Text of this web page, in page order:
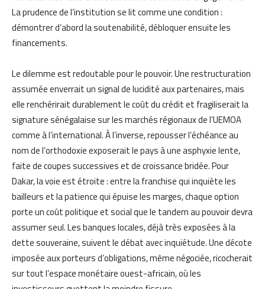
La prudence de l’institution se lit comme une condition :
démontrer d’abord la soutenabilité, débloquer ensuite les
financements.
Le dilemme est redoutable pour le pouvoir. Une restructuration
assumée enverrait un signal de lucidité aux partenaires, mais
elle renchérirait durablement le coût du crédit et fragiliserait la
signature sénégalaise sur les marchés régionaux de l’UEMOA
comme à l’international. À l’inverse, repousser l’échéance au
nom de l’orthodoxie exposerait le pays à une asphyxie lente,
faite de coupes successives et de croissance bridée. Pour
Dakar, la voie est étroite : entre la franchise qui inquiète les
bailleurs et la patience qui épuise les marges, chaque option
porte un coût politique et social que le tandem au pouvoir devra
assumer seul. Les banques locales, déjà très exposées à la
dette souveraine, suivent le débat avec inquiétude. Une décote
imposée aux porteurs d’obligations, même négociée, ricocherait
sur tout l’espace monétaire ouest-africain, où les